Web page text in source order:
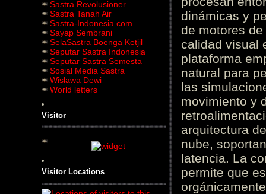
Sastra Revolusioner
Sastra Tanah Air
Sastra-Indonesia.com
Sayap Sembrani
SelaSastra Boenga Ketjil
Seputar Sastra Indonesia
Seputar Sastra Semesta
Sosial Media Sastra
Wislawa Dewi
World letters
Visitor
Visitor Locations
dinámicas y
de motores
calidad visual
plataforma
natural para
las
movimiento y
arquitectura
nube,
latencia. La
permite que